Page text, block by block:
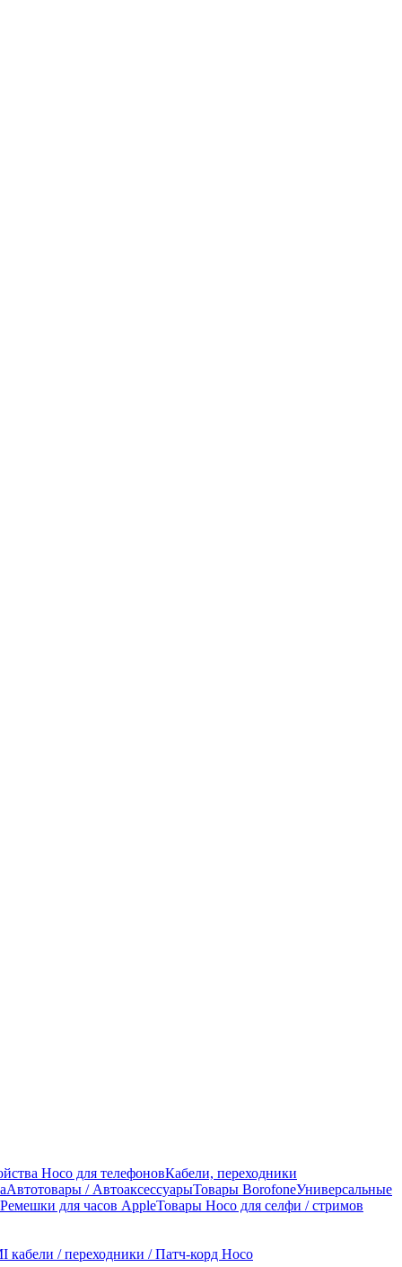
Hoco для телефоновКабели, переходники
Автотовары / АвтоаксессуарыТовары BorofoneУниверсальные
Ремешки для часов AppleТовары Hoco для селфи / стримов
кабели / переходники / Патч-корд Hoco